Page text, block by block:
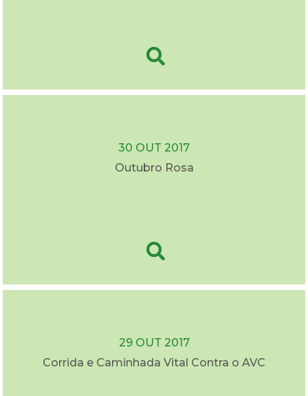
30 OUT 2017
Outubro Rosa
29 OUT 2017
Corrida e Caminhada Vital Contra o AVC